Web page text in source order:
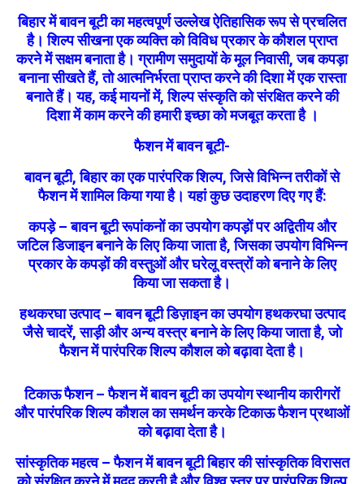
बिहार में बावन बूटी का महत्वपूर्ण उल्लेख ऐतिहासिक रूप से प्रचलित
है। शिल्प सीखना एक व्यक्ति को विविध प्रकार के कौशल प्राप्त
करने में सक्षम बनाता है। ग्रामीण समुदायों के मूल निवासी, जब कपड़ा
बनाना सीखते हैं, तो आत्मनिर्भरता प्राप्त करने की दिशा में एक रास्ता
बनाते हैं। यह, कई मायनों में, शिल्प संस्कृति को संरक्षित करने की
दिशा में काम करने की हमारी इच्छा को मजबूत करता है ।
फैशन में बावन बूटी-
बावन बूटी, बिहार का एक पारंपरिक शिल्प, जिसे विभिन्न तरीकों से
फैशन में शामिल किया गया है। यहां कुछ उदाहरण दिए गए हैं:
कपड़े – बावन बूटी रूपांकनों का उपयोग कपड़ों पर अद्वितीय और
जटिल डिजाइन बनाने के लिए किया जाता है, जिसका उपयोग विभिन्न
प्रकार के कपड़ों की वस्तुओं और घरेलू वस्त्रों को बनाने के लिए
किया जा सकता है।
हथकरघा उत्पाद – बावन बूटी डिज़ाइन का उपयोग हथकरघा उत्पाद
जैसे चादरें, साड़ी और अन्य वस्त्र बनाने के लिए किया जाता है, जो
फैशन में पारंपरिक शिल्प कौशल को बढ़ावा देता है।
टिकाऊ फैशन – फैशन में बावन बूटी का उपयोग स्थानीय कारीगरों
और पारंपरिक शिल्प कौशल का समर्थन करके टिकाऊ फैशन प्रथाओं
को बढ़ावा देता है।
सांस्कृतिक महत्व – फैशन में बावन बूटी बिहार की सांस्कृतिक विरासत